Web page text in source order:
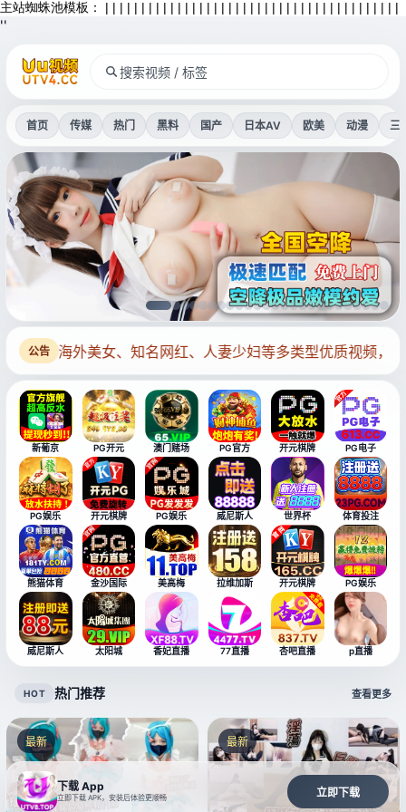
主站蜘蛛池模板： | | | | | | | | | | | | | | | | | | | | | | | | | | | | | | | | | | | | | | | | |